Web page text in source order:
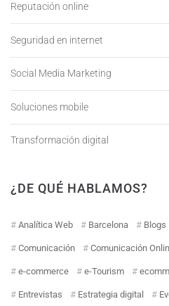
Reputación online
Seguridad en internet
Social Media Marketing
Soluciones mobile
Transformación digital
¿DE QUÉ HABLAMOS?
Analítica Web Barcelona Blogs
Comunicación Comunicación
e-commerce e-Tourism
Entrevistas Estrategia digital